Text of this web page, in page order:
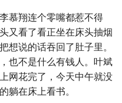
慕翔连个零嘴都惹不得
又看了看正坐在床头抽烟
想说的话吞回了肚子里。
也不是什么有钱人。叶斌
网花完了，今天中午就没
躺在床上看书。